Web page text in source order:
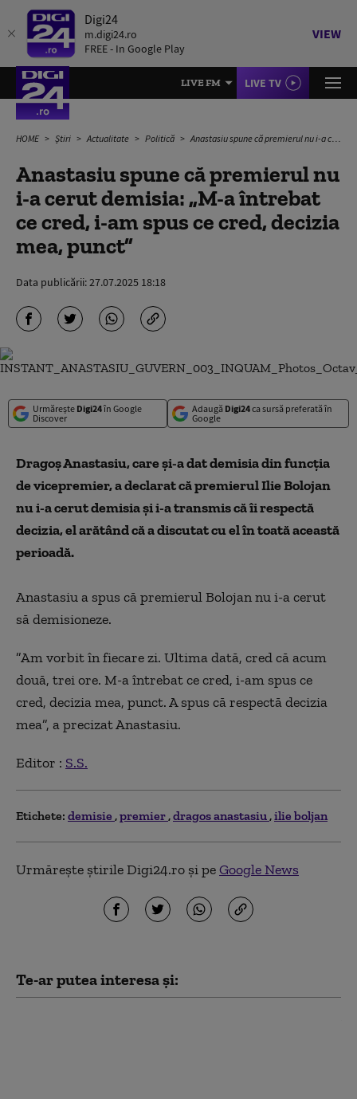
Digi24
m.digi24.ro
FREE - In Google Play
VIEW
LIVE FM LIVE TV
HOME Știri Actualitate Politică Anastasiu spune că premierul nu i-a cerut demisia: „M-a întrebat ce cred, i-am spus ce cred, decizia mea, punct”
Anastasiu spune că premierul nu
i-a cerut demisia: „M-a întrebat
ce cred, i-am spus ce cred, decizia
mea, punct”
Data publicării:27.07.2025 18:18
Urmărește Digi24în Google
Discover
Adaugă Digi24ca sursă preferată în
Google
Dragoş Anastasiu, care şi-a dat demisia din funcţia
de vicepremier, a declarat că premierul Ilie Bolojan
nu i-a cerut demisia şi i-a transmis că îi respectă
decizia, el arătând că a discutat cu el în toată această
perioadă.
Anastasiu a spus că premierul Bolojan nu i-a cerut
să demisioneze.
”Am vorbit în fiecare zi. Ultima dată, cred că acum
două, trei ore. M-a întrebat ce cred, i-am spus ce
cred, decizia mea, punct. A spus că respectă decizia
mea”, a precizat Anastasiu.
Editor : S.S.
Etichete: demisie premier dragos anastasiu ilie boljan
Urmărește știrile Digi24.ro și peGoogle News
Te-ar putea interesa și: